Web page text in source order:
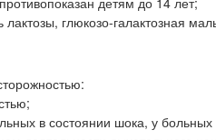
глюкозо-галактозная
в состоянии шока, у